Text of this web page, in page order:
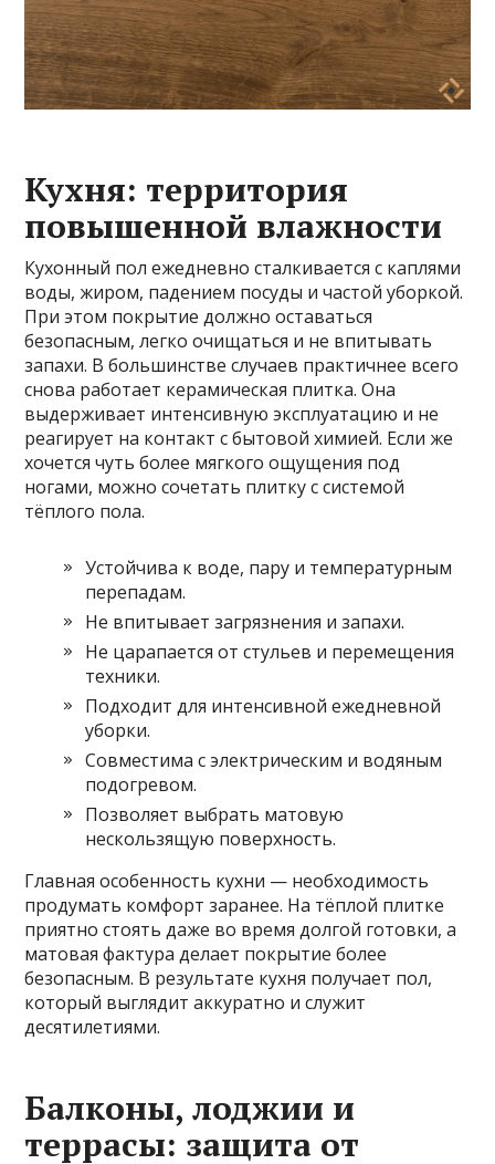
Кухня: территория
повышенной влажности
Кухонный пол ежедневно сталкивается с каплями
воды, жиром, падением посуды и частой уборкой.
При этом покрытие должно оставаться
безопасным, легко очищаться и не впитывать
запахи. В большинстве случаев практичнее всего
снова работает керамическая плитка. Она
выдерживает интенсивную эксплуатацию и не
реагирует на контакт с бытовой химией. Если же
хочется чуть более мягкого ощущения под
ногами, можно сочетать плитку с системой
тёплого пола.
Устойчива к воде, пару и температурным
перепадам.
Не впитывает загрязнения и запахи.
Не царапается от стульев и перемещения
техники.
Подходит для интенсивной ежедневной
уборки.
Совместима с электрическим и водяным
подогревом.
Позволяет выбрать матовую
нескользящую поверхность.
Главная особенность кухни — необходимость
продумать комфорт заранее. На тёплой плитке
приятно стоять даже во время долгой готовки, а
матовая фактура делает покрытие более
безопасным. В результате кухня получает пол,
который выглядит аккуратно и служит
десятилетиями.
Балконы, лоджии и
террасы: защита от